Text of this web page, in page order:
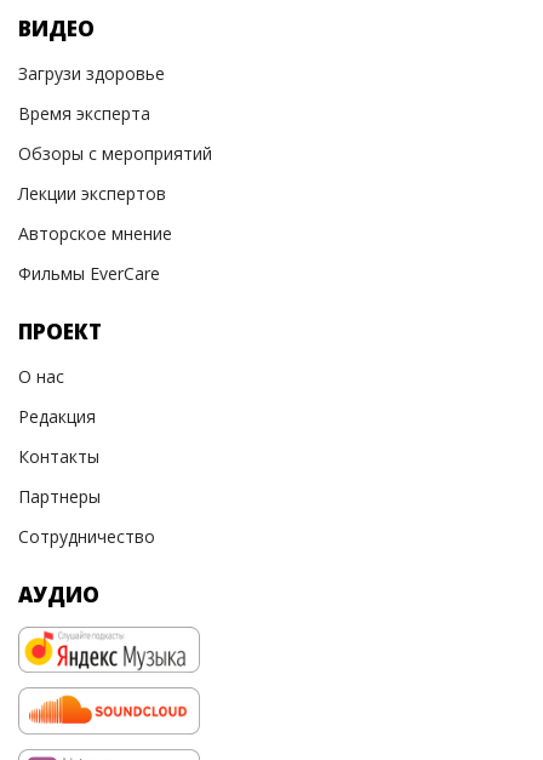
ВИДЕО
Загрузи здоровье
Время эксперта
Обзоры с мероприятий
Лекции экспертов
Авторское мнение
Фильмы EverCare
ПРОЕКТ
О нас
Редакция
Контакты
Партнеры
Сотрудничество
АУДИО